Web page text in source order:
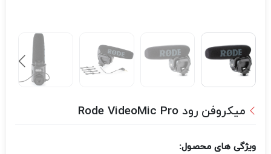
میکروفن رود Rode VideoMic Pro
ویژگی های محصول: